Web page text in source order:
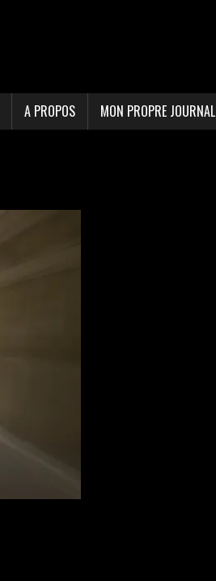
A PROPOS MON PROPRE JOURNAL